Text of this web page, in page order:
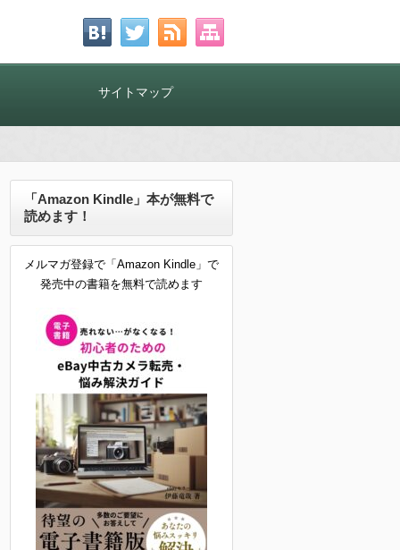
サイトマップ
「Amazon Kindle」本が無料で
読めます！
メルマガ登録で「Amazon Kindle」で
発売中の書籍を無料で読めます